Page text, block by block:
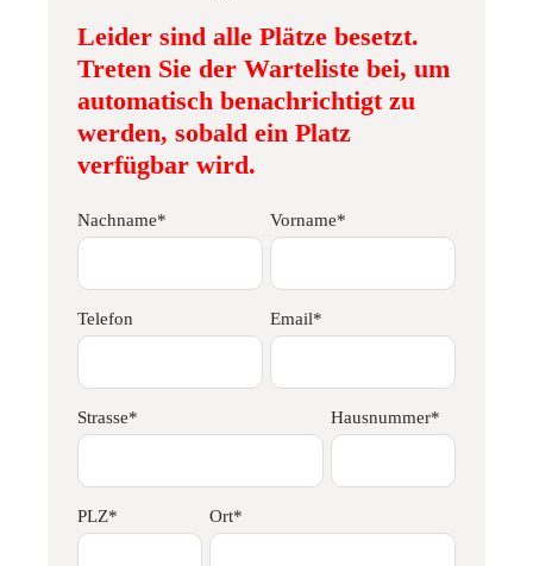
Leider sind alle Plätze besetzt.
Treten Sie der Warteliste bei, um
automatisch benachrichtigt zu
werden, sobald ein Platz
verfügbar wird.
Nachname* Vorname*
Telefon Email*
Strasse* Hausnummer*
PLZ* Ort*